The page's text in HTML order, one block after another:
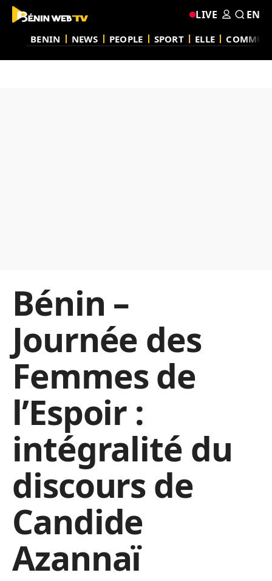
BENIN NEWS PEOPLE SPORT ELLE
LIVE EN
Bénin –
Journée des
Femmes de
l’Espoir :
intégralité du
discours de
Candide
Azannaï